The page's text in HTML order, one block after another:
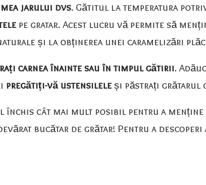
jarului dvs. Gătitul la temperatura
pe gratar. Acest lucru vă permite să
și la obținerea unei caramelizări
carnea înainte sau în timpul gătirii.
pregătiți-vă ustensilele și păstrați grătarul
închis cât mai mult posibil pentru a
bucătar de grătar! Pentru a